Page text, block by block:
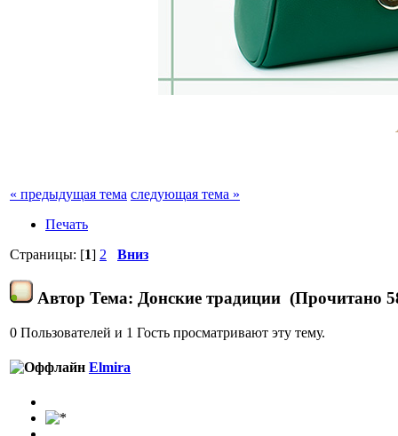
« предыдущая тема следующая тема »
Печать
Страницы: [1] 2 Вниз
Автор Тема: Донские традиции (Прочитано
0 Пользователей и 1 Гость просматривают эту тему.
Elmira